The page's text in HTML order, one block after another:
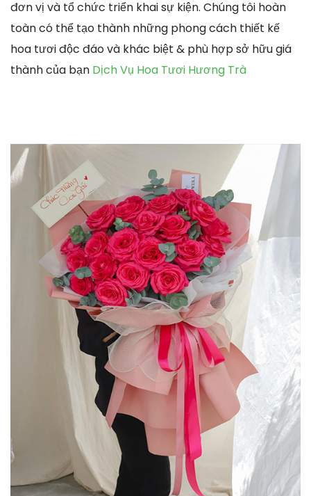
đơn vị và tổ chức triển khai sự kiện. Chúng tôi hoàn
toàn có thể tạo thành những phong cách thiết kế
hoa tươi độc đáo và khác biệt & phù hợp sở hữu giá
thành của bạn Dịch Vụ Hoa Tươi Hương Trà